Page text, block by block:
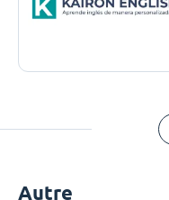
Autre